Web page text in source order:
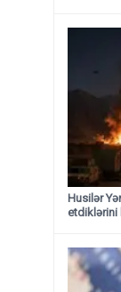
Husilər
etdiklərini